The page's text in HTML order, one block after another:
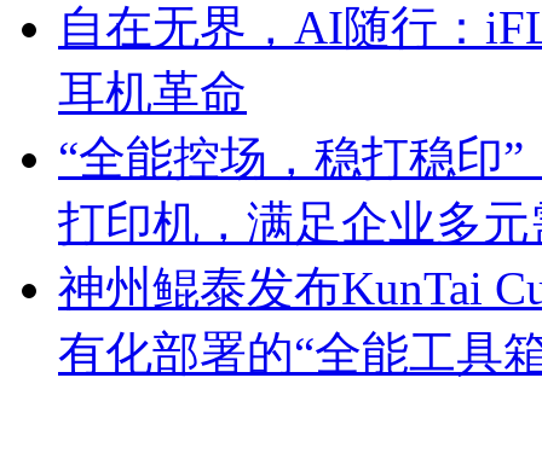
自在无界，AI随行：
耳机革命
“全能控场，稳打稳印
打印机，满足企业多元
神州鲲泰发布KunTai
有化部署的“全能工具